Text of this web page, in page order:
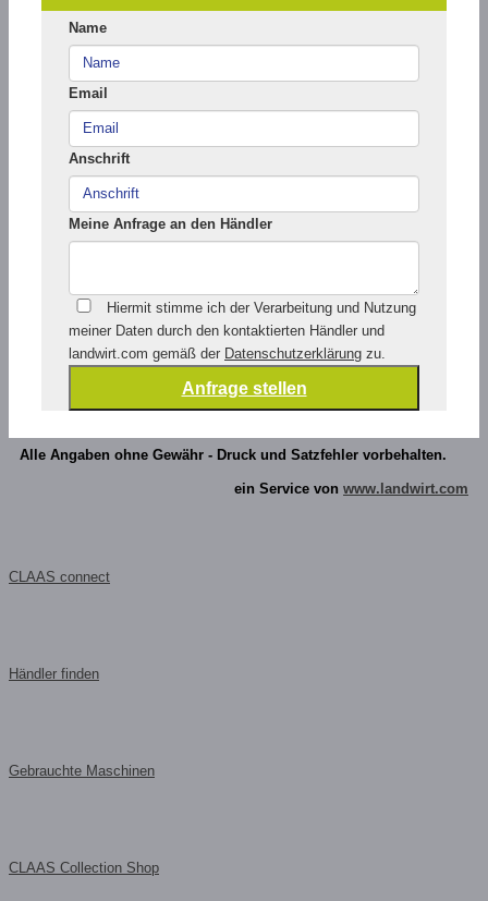
Name
Email
Anschrift
Meine Anfrage an den Händler
Hiermit stimme ich der Verarbeitung und Nutzung
meiner Daten durch den kontaktierten Händler und
landwirt.com gemäß der Datenschutzerklärung zu.
Alle Angaben ohne Gewähr - Druck und Satzfehler vorbehalten.
ein Service von www.landwirt.com
CLAAS connect
Händler finden
Gebrauchte Maschinen
CLAAS Collection Shop